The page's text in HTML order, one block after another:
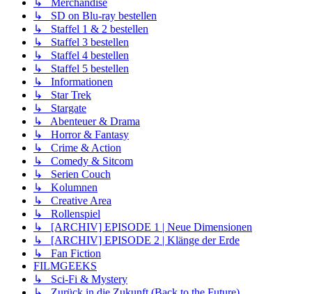
↳ Merchandise
↳ SD on Blu-ray bestellen
↳ Staffel 1 & 2 bestellen
↳ Staffel 3 bestellen
↳ Staffel 4 bestellen
↳ Staffel 5 bestellen
↳ Informationen
↳ Star Trek
↳ Stargate
↳ Abenteuer & Drama
↳ Horror & Fantasy
↳ Crime & Action
↳ Comedy & Sitcom
↳ Serien Couch
↳ Kolumnen
↳ Creative Area
↳ Rollenspiel
↳ [ARCHIV] EPISODE 1 | Neue Dimensionen
↳ [ARCHIV] EPISODE 2 | Klänge der Erde
↳ Fan Fiction
FILMGEEKS
↳ Sci-Fi & Mystery